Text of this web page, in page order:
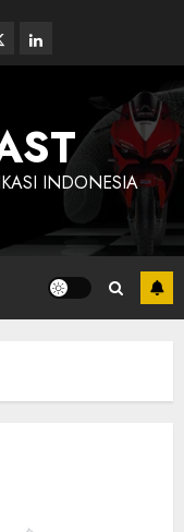
linkedin
INDONESIA